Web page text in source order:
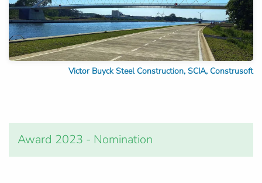
Victor Buyck Steel Construction, SCIA, Construsoft
Award 2023 - Nomination